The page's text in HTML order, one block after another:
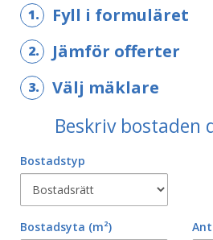
1. Fyll i formuläret
2. Jämför offerter
3. Välj mäklare
Beskriv bostaden
Bostadstyp
Bostadsyta (m²)